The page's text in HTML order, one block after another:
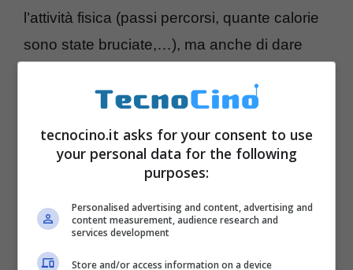
l’attività fisica (passi percorsi, quante calorie
sono state bruciate,…), ma anche di dare
al Bluetooth Smart, agli SMS, email,
Vívosmart– grazie alla sua
connettività – consente di controllare da
lontano unaaction cam VIRBche viene
associata al dispositivo firmato Garmin e di
tecnocino.it asks for your consent to use
your personal data for the following
purposes:
Personalised advertising and content, advertising and
content measurement, audience research and
services development
Store and/or access information on a device